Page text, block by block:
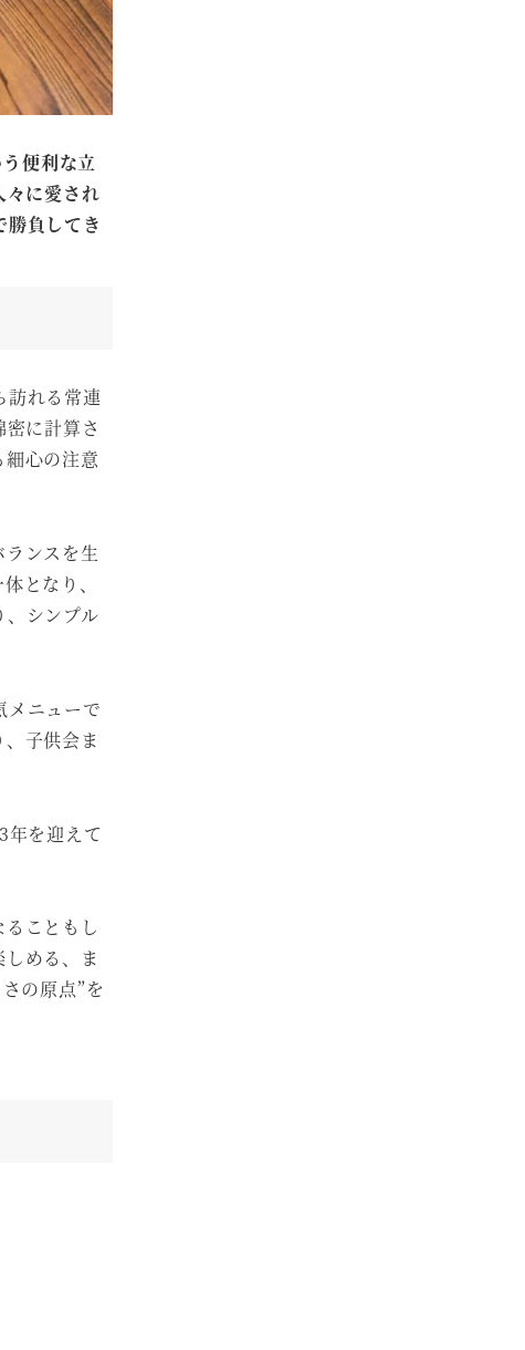
便利な立
々に愛され
負してき
訪れる常連
に計算さ
心の注意
ンスを生
となり、
シンプル
メニューで
子供会ま
年を迎えて
こともし
める、ま
の原点”を